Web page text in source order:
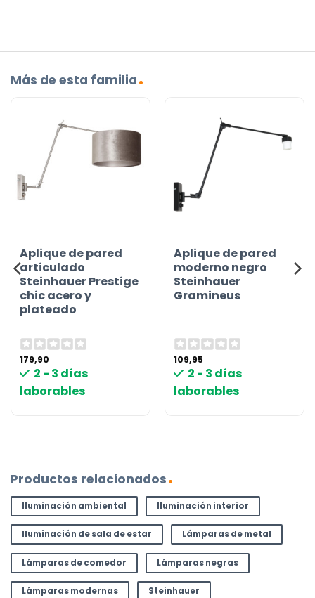
Más de esta familia
Aplique de pared
articulado
Steinhauer Prestige
chic acero y
plateado
179,90
2 - 3 días
laborables
Aplique de pared
moderno negro
Steinhauer
Gramineus
109,95
2 - 3 días
laborables
Productos relacionados
Iluminación ambiental Iluminación interior
Iluminación de sala de estar Lámparas de metal
Lámparas de comedor Lámparas negras
Lámparas modernas Steinhauer